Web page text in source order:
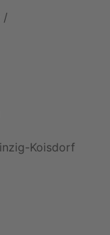
/
Koisdorf